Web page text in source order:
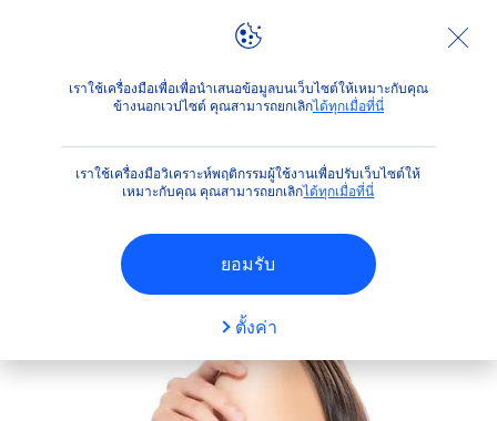
เราใช้เครื่องมือเพื่อเพื่อนำเสนอข้อมูลบนเว็บไซต์ให้เหมาะกับคุณ
ข้างนอกเวปไซต์ คุณสามารถยกเลิกได้ทุกเมื่อที่นี่
เราใช้เครื่องมือวิเคราะห์พฤติกรรมผู้ใช้งานเพื่อปรับเว็บไซต์ให้
เหมาะกับคุณ คุณสามารถยกเลิกได้ทุกเมื่อที่นี่
ยอมรับ
ตั้งค่า
คำแนะนำ คำแนะนำเรื่องผิว เลือกโลชั่นและครีมทาผิวแห้ง